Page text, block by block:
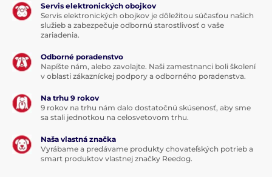
Servis elektronických obojkov
Servis elektronických obojkov je dôležitou súčasťou našich
služieb a zabezpečuje odbornú starostlivosť o vaše
zariadenia.
Odborné poradenstvo
Napíšte nám, alebo zavolajte. Naši zamestnanci boli školení
v oblasti zákazníckej podpory a odborného poradenstva.
Na trhu 9 rokov
9 rokov na trhu nám dalo dostatočnú skúsenosť, aby sme
sa stali jednotkou na celosvetovom trhu.
Naša vlastná značka
Vyrábame a predávame produkty chovateľských potrieb a
smart produktov vlastnej značky Reedog.